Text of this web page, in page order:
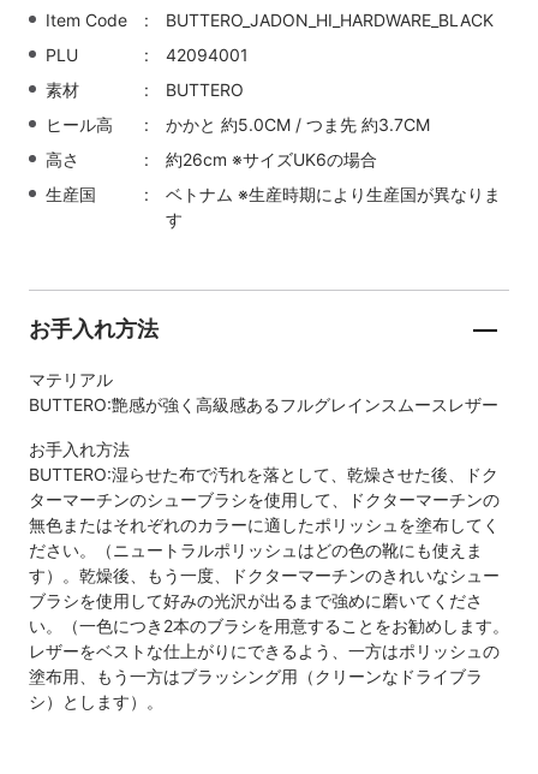
Item Code
BUTTERO_JADON_HI_HARDWARE_BLACK
PLU
42094001
素材
BUTTERO
ヒール高
かかと 約5.0CM / つま先 約3.7CM
高さ
約26cm ※サイズUK6の場合
生産国
ベトナム ※生産時期により生産国が異なりま
す
お手入れ方法
マテリアル
BUTTERO:艶感が強く高級感あるフルグレインスムースレザー
お手入れ方法
BUTTERO:湿らせた布で汚れを落として、乾燥させた後、ドク
ターマーチンのシューブラシを使用して、ドクターマーチンの
無色またはそれぞれのカラーに適したポリッシュを塗布してく
ださい。（ニュートラルポリッシュはどの色の靴にも使えま
す）。乾燥後、もう一度、ドクターマーチンのきれいなシュー
ブラシを使用して好みの光沢が出るまで強めに磨いてくださ
い。（一色につき2本のブラシを用意することをお勧めします。
レザーをベストな仕上がりにできるよう、一方はポリッシュの
塗布用、もう一方はブラッシング用（クリーンなドライブラ
シ）とします）。